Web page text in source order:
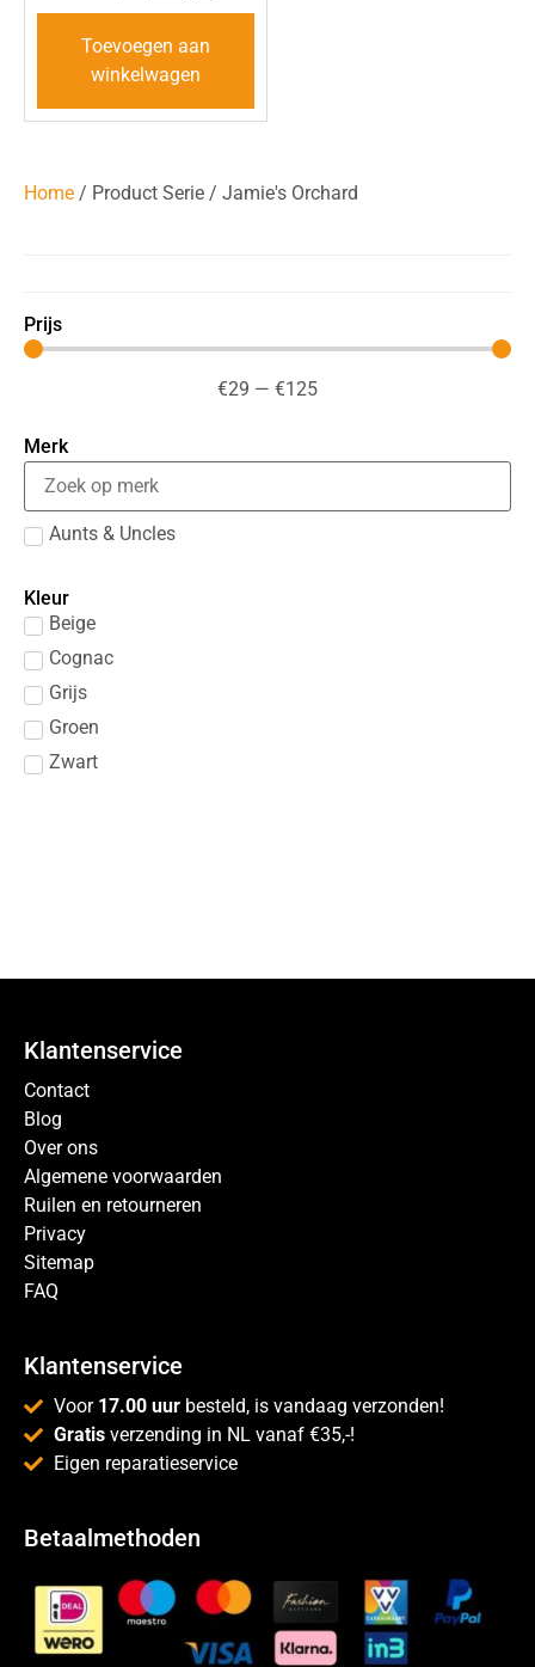
Prijs
€29 — €125
Merk
Aunts & Uncles
Kleur
Beige
Cognac
Grijs
Groen
Zwart
Toevoegen aan
winkelwagen
Home / Product Serie / Jamie's Orchard
Klantenservice
Contact
Blog
Over ons
Algemene voorwaarden
Ruilen en retourneren
Privacy
Sitemap
FAQ
Klantenservice
Voor 17.00 uur besteld, is vandaag verzonden!
Gratis verzending in NL vanaf €35,-!
Eigen reparatieservice
Betaalmethoden